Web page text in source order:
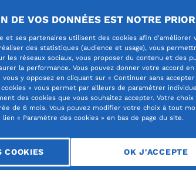
la revueContactvous
et les activités de la
abritées : actions
DE VOS DONNÉES EST NOTRE
et ses partenaires utilisent des cookies afin d'améliorer
des statistiques (audience et usage), vous
les réseaux sociaux, vous proposer du contenu et des
la performance. Vous pouvez donner votre accord
vous y opposez en cliquant sur « Continuer sans accepter
» vous permet par ailleurs de paramétrer
des cookies que vous souhaitez accepter. Votre choix
de 6 mois. Vous pouvez modifier votre choix à tout
« Paramètre des cookies » en bas de page du site.
COOKIES OK J'ACCEPTE